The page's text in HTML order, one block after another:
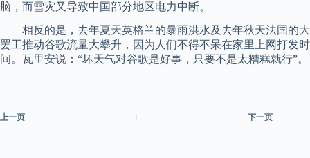
脑，而雪灾又导致中国部分地区电力中断。
相反的是，去年夏天英格兰的暴雨洪水及去年秋天法国的大
罢工推动谷歌流量大攀升，因为人们不得不呆在家里上网打发时
间。瓦里安说：“坏天气对谷歌是好事，只要不是太糟糕就行”。
上一页 下一页